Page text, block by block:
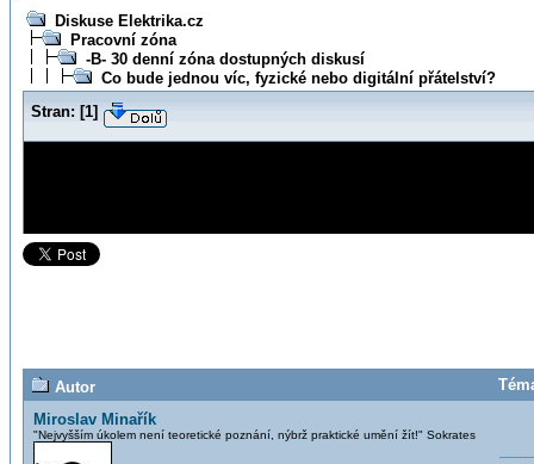
Diskuse Elektrika.cz
Pracovní zóna
-B- 30 denní zóna dostupných diskusí
Co bude jednou víc, fyzické nebo digitální přátelství?
Stran: [1]
Autor
Miroslav Minařík
"Nejvyšším úkolem není teoretické poznání, nýbrž praktické umění žít!" Sokrates